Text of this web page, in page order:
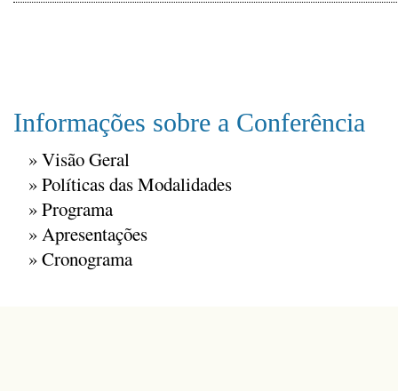
Informações sobre a Conferência
»Visão Geral
»Políticas das Modalidades
»Programa
»Apresentações
»Cronograma